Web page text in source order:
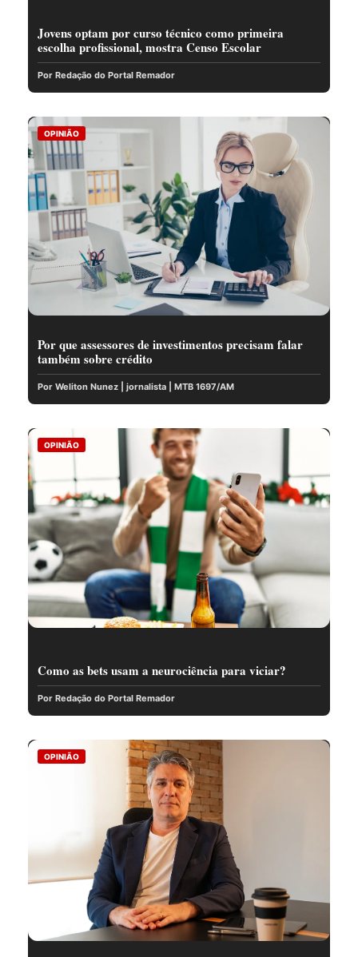
Jovens optam por curso técnico como primeira
escolha profissional, mostra Censo Escolar
Por Redação do Portal Remador
OPINIÃO
Por que assessores de investimentos precisam falar
também sobre crédito
Por Weliton Nunez | jornalista | MTB 1697/AM
OPINIÃO
Como as bets usam a neurociência para viciar?
Por Redação do Portal Remador
OPINIÃO